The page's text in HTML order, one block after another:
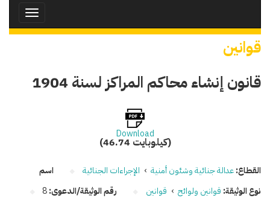
Toggle
قوانين
قانون إنشاء محاكم المراكز لسنة 1904
Download
(46.74 كيلوبايت)
القطاع:عدالة جنائية وشئون أمنية › الإجراءات الجنائية
نوع الوثيقة: قوانين ولوائح › قوانين رقم الوثيقة/الدعوى:8
اسم